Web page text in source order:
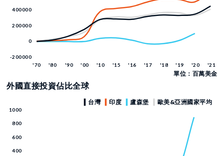
單位：百萬美金
外國直接投資佔比全球